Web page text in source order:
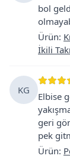
bol
Ürün:
İkili
KG
Elbise
geri
pek
Ürün: